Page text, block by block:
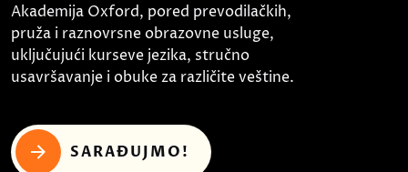
Akademija Oxford, pored prevodilačkih,
pruža i raznovrsne obrazovne usluge,
uključujući kurseve jezika, stručno
usavršavanje i obuke za različite veštine.
SARAĐUJMO!